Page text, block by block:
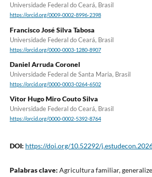
Universidade Federal do Ceará, Brasil
https://orcid.org/0009-0002-8996-2398
Francisco José Silva Tabosa
Universidade Federal do Ceará, Brasil
https://orcid.org/0000-0003-1280-8907
Daniel Arruda Coronel
Universidade Federal de Santa Maria, Brasil
https://orcid.org/0000-0003-0264-6502
Vitor Hugo Miro Couto Silva
Universidade Federal do Ceará, Brasil
https://orcid.org/0000-0002-5392-8764
DOI: https://doi.org/10.52292/
Palabras clave: Agricultura familiar,